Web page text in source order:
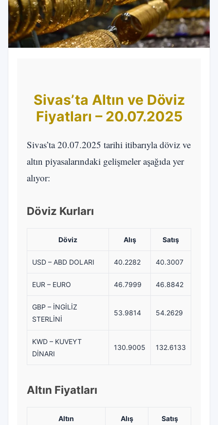
Sivas’ta Altın ve Döviz
Fiyatları – 20.07.2025
Sivas’ta 20.07.2025 tarihi itibarıyla döviz ve
altın piyasalarındaki gelişmeler aşağıda yer
alıyor:
Döviz Kurları
Döviz Alış Satış
USD – ABD DOLARI 40.2282 40.3007
EUR – EURO 46.7999 46.8842
GBP – İNGİLİZ
STERLİNİ
53.9814 54.2629
KWD – KUVEYT
DİNARI
130.9005 132.6133
Altın Fiyatları
Altın Alış Satış